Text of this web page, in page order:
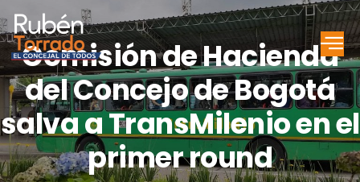
Comisión de Hacienda
del Concejo de Bogotá
salva a TransMilenio en el
primer round